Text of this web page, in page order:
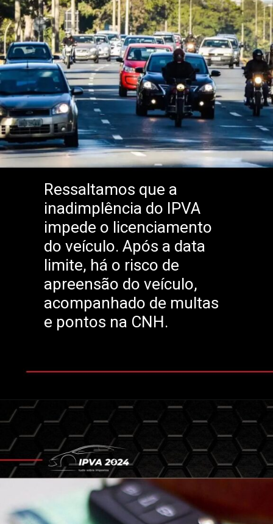
Ressaltamos que a
inadimplência do IPVA
impede o licenciamento
do veículo. Após a data
limite, há o risco de
apreensão do veículo,
acompanhado de multas
e pontos na CNH.